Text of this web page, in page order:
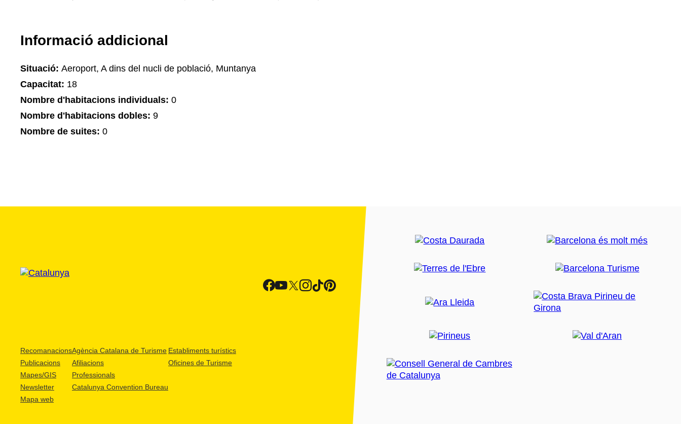
Informació addicional
Situació: Aeroport, A dins del nucli de població, Muntanya
Capacitat: 18
Nombre d'habitacions individuals: 0
Nombre d'habitacions dobles: 9
Nombre de suites: 0
Recomanacions
Publicacions
Mapes/GIS
Newsletter
Mapa web
Agència Catalana de Turisme
Afiliacions
Professionals
Catalunya Convention Bureau
Establiments turístics
Oficines de Turisme